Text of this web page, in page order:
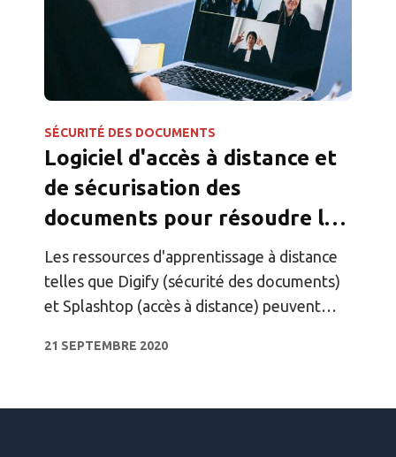
SÉCURITÉ DES DOCUMENTS
Logiciel d'accès à distance et
de sécurisation des
documents pour résoudre les
problèmes de l'enseignement
en ligne
Les ressources d'apprentissage à distance
telles que Digify (sécurité des documents)
et Splashtop (accès à distance) peuvent
actuels de l'enseignement en ligne.
21 SEPTEMBRE 2020